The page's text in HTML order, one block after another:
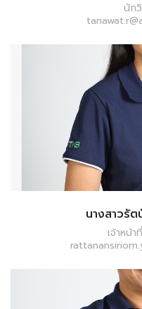
นัก
นางสาวรั
เจ้าหน้า